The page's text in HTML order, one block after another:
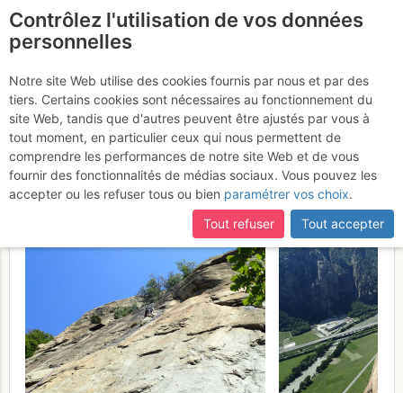
certaines pages ne sont plus accessibles, manquantes ou
incomplètes, déconnectez-vous puis reconnectez-vous à votre
compte sur le site.
Il Paretone di Arnad
(Corma di Machaby) :
Bucce d'arancia
Mercredi 17 mai
2017
Contrôlez l'utilisation de vos données
personnelles
Notre site Web utilise des cookies fournis par nous et par des
tiers. Certains cookies sont nécessaires au fonctionnement du
site Web, tandis que d'autres peuvent être ajustés par vous à
tout moment, en particulier ceux qui nous permettent de
comprendre les performances de notre site Web et de vous
fournir des fonctionnalités de médias sociaux. Vous pouvez les
accepter ou les refuser tous ou bien paramétrer vos choix.
Tout refuser
Tout accepter